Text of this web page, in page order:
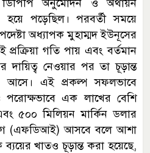
অনুমোদন ও অর্থায়ন
হয়ে পড়েছিল। পরবর্তী সময়ে
অধ্যাপক মুহাম্মদ ইউনূসের
গতি পায় এবং বর্তমান
দায়িত্ব নেওয়ার পর তা চূড়ান্ত
আসে। এই প্রকল্প সফলভাবে
পরোক্ষভাবে এক লাখের বেশি
৫০০ মিলিয়ন মার্কিন ডলার
(এফডিআই) আসবে বলে আশা
খাতও চূড়ান্ত করা হয়েছে,